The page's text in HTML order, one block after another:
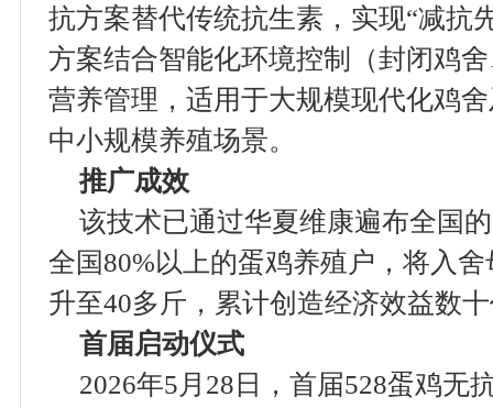
抗方案替代传统抗生素，实现“减抗
方案结合智能化环境控制（封闭鸡
营养管理，适用于大规模现代化鸡
中小规模养殖场景。
推广成效
该技术已通过华夏维康遍布全国
全国80%以上的蛋鸡养殖户，将入
升至40多斤，累计创造经济效益数
首届启动仪式
2026年5月28日，首届528蛋鸡无